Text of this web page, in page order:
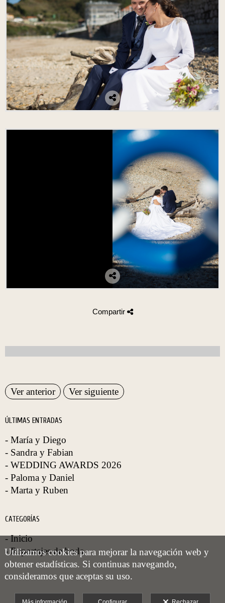
Compartir
Ver anterior Ver siguiente
ÚLTIMAS ENTRADAS
- María y Diego
- Sandra y Fabian
- WEDDING AWARDS 2026
- Paloma y Daniel
- Marta y Ruben
CATEGORÍAS
- Inicio
- Reportajes de boda
Utilizamos cookies para mejorar la navegación web y
obtener estadísticas. Si continuas navegando,
consideramos que aceptas su uso.